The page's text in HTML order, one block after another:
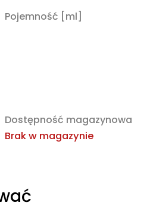
Pojemność [ml]
Dostępność magazynowa
Brak w magazynie